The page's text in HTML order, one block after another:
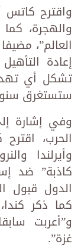
واقترح كاتس
والهجرة،
العالم”،
إعادة
تشكل أي
ستستغرق
وفي إشارة
الحرب،
وأيرلندا
كاذبة” ضد
الدول قبول
كما ذكر
و”أعربت
غزة”.